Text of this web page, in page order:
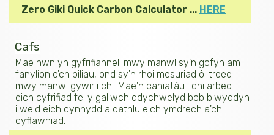
Zero Giki Quick Carbon Calculator ... HERE
Cafs
Mae hwn yn gyfrifiannell mwy manwl sy'n gofyn am
fanylion o'ch biliau, ond sy'n rhoi mesuriad ôl troed
mwy manwl gywir i chi. Mae'n caniatáu i chi arbed
eich cyfrifiad fel y gallwch ddychwelyd bob blwyddyn
i weld eich cynnydd a dathlu eich ymdrech a'ch
cyflawniad.